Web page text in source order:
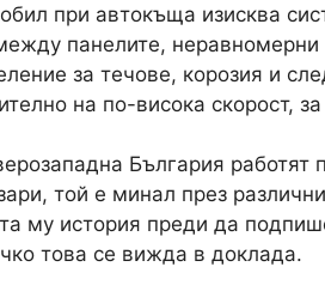
при автокъща изисква
панелите,
за течове, корозия и
на по-висока скорост,
България работят
той е минал през
му история преди да
това се вижда в доклада.